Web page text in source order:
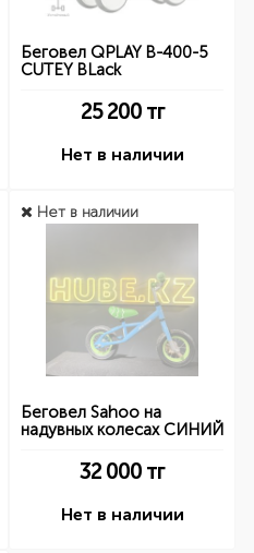
Беговел QPLAY B-400-5
CUTEY BLack
25 200тг
Нет в наличии
Нет в наличии
Беговел Sahoo на
надувных колесах СИНИЙ
32 000 тг
Нет в наличии